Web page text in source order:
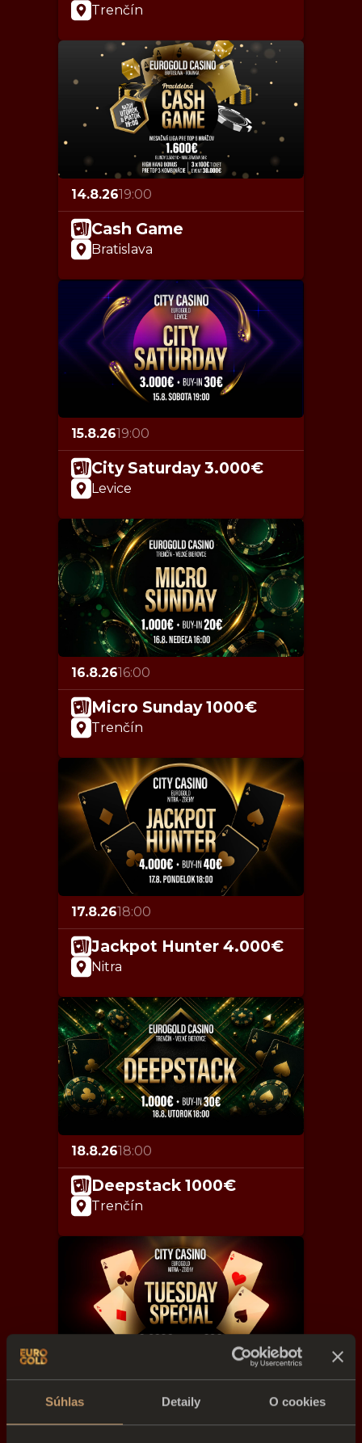
Súhlas Detaily O cookies
Trenčín
14.8.2619:00
Cash Game
Bratislava
15.8.2619:00
City Saturday 3.000€
Levice
16.8.2616:00
Micro Sunday 1000€
Trenčín
17.8.2618:00
Jackpot Hunter 4.000€
Nitra
18.8.2618:00
Deepstack 1000€
Trenčín
Tuesday Special 8.000€